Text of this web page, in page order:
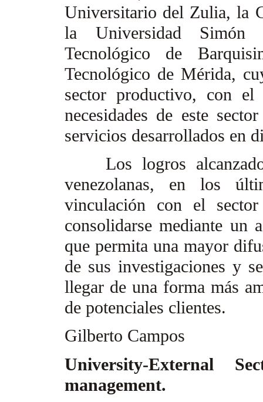
Universitario del Zulia, la
la Universidad Simón
Tecnológico de
Tecnológico de Mérida,
sector productivo, con
necesidades de este
servicios desarrollados en
Los logros
venezolanas, en los
vinculación con el
consolidarse mediante un
que permita una mayor
de sus investigaciones y
llegar de una forma más
de potenciales clientes.
Gilberto Campos
University-External
management.